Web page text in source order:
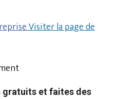
Visiter la page de
gratuits et faites des